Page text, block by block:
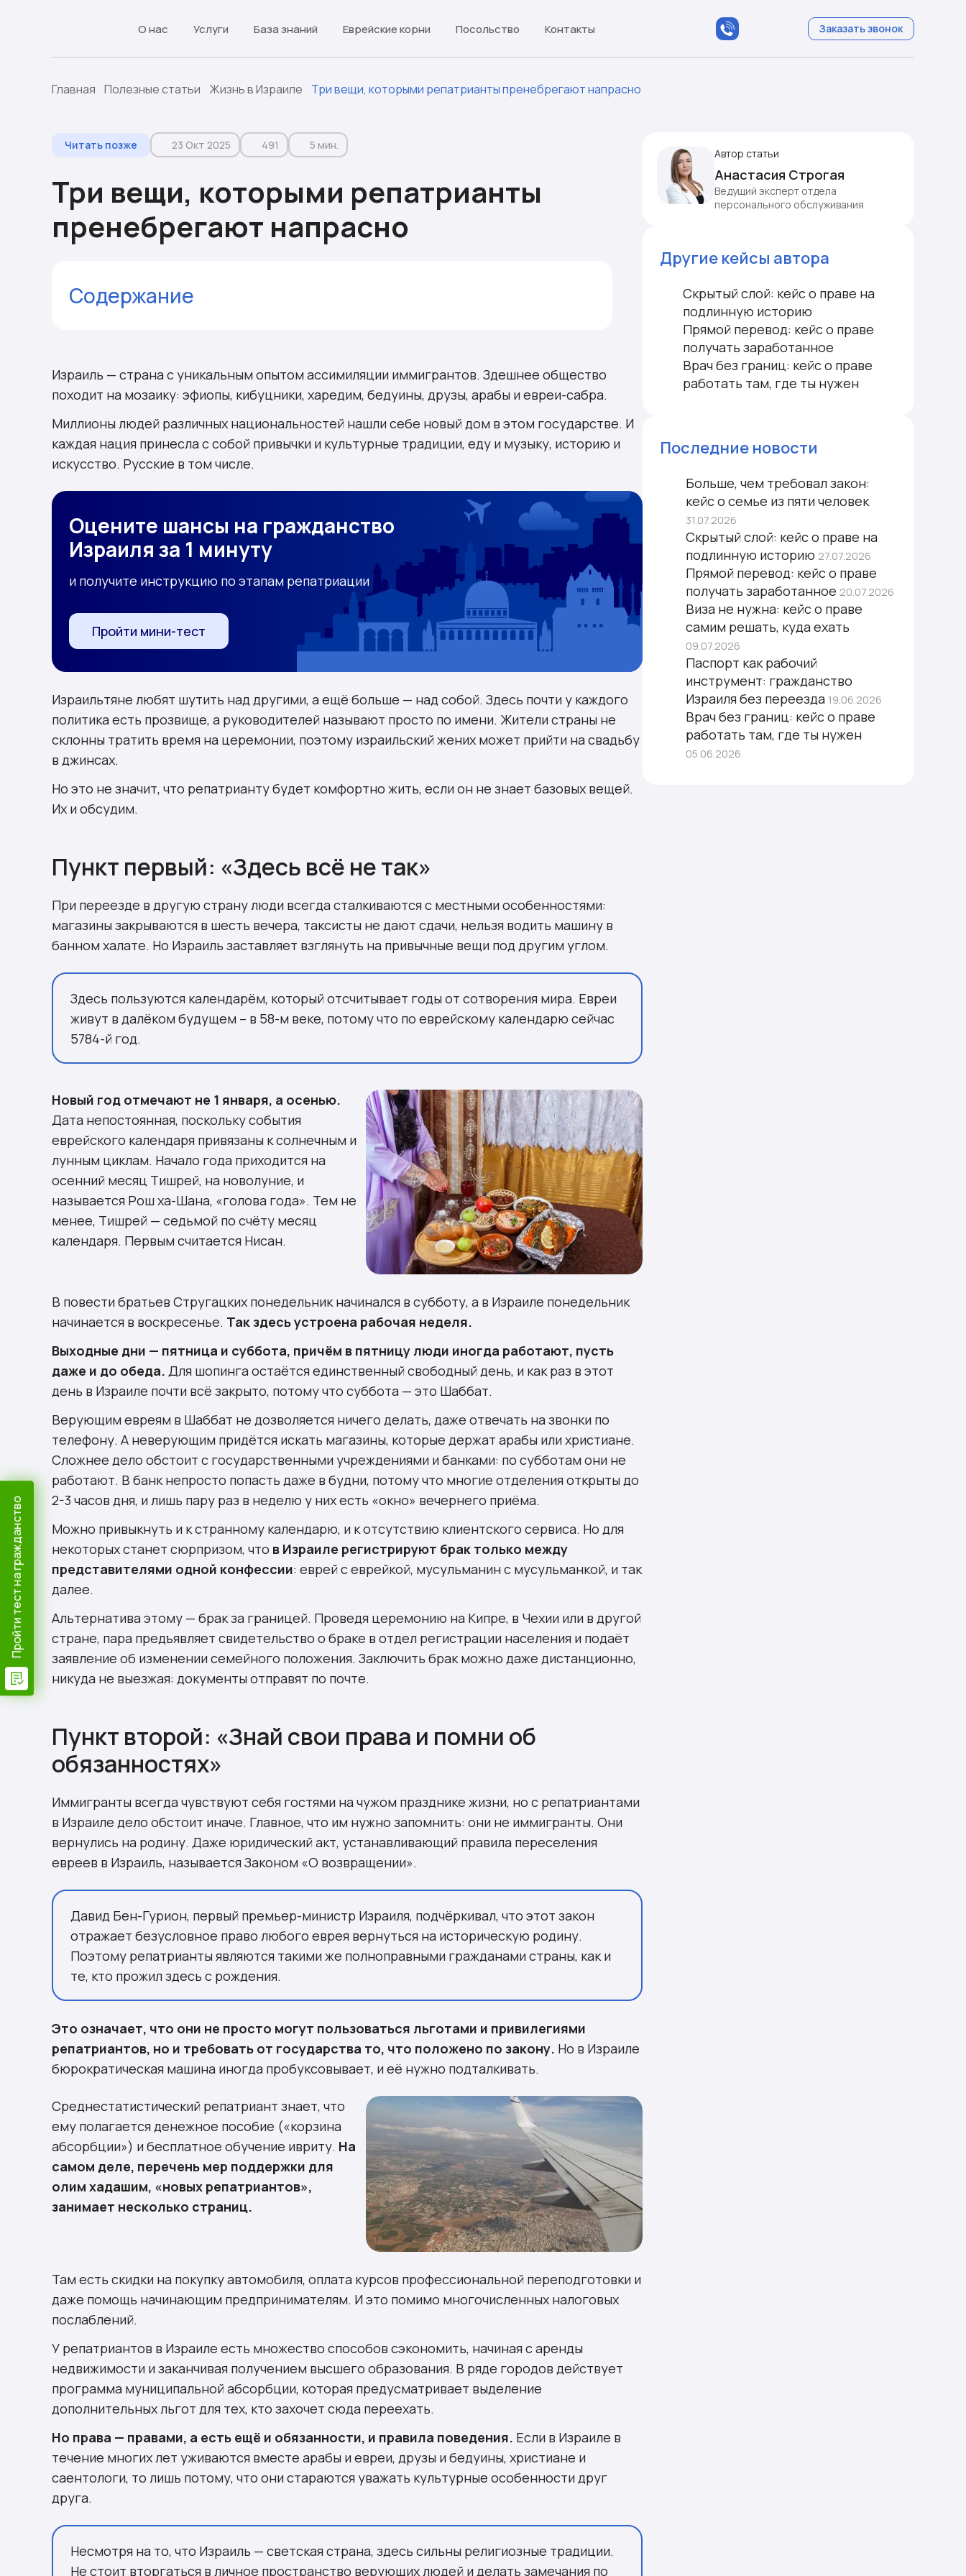
О нас Услуги База знаний Еврейские корни Посольство Контакты Заказать звонок
Главная Полезные статьи Жизнь в Израиле Три вещи, которыми репатрианты пренебрегают напрасно
Читать позже 23 Окт 2025 491 5 мин.
Три вещи, которыми репатрианты
пренебрегают напрасно
Содержание
Комментарии
Израиль — страна с уникальным опытом ассимиляции иммигрантов. Здешнее общество
походит на мозаику: эфиопы, кибуцники, харедим, бедуины, друзы, арабы и евреи-сабра.
Миллионы людей различных национальностей нашли себе новый дом в этом государстве. И
каждая нация принесла с собой привычки и культурные традиции, еду и музыку, историю и
искусство. Русские в том числе.
Оцените шансы на гражданство
Израиля за 1 минуту
и получите инструкцию по этапам репатриации
Пройти мини-тест
Израильтяне любят шутить над другими, а ещё больше — над собой. Здесь почти у каждого
политика есть прозвище, а руководителей называют просто по имени. Жители страны не
склонны тратить время на церемонии, поэтому израильский жених может прийти на свадьбу
в джинсах.
Но это не значит, что репатрианту будет комфортно жить, если он не знает базовых вещей.
Их и обсудим.
Пункт первый: «Здесь всё не так»
При переезде в другую страну люди всегда сталкиваются с местными особенностями:
магазины закрываются в шесть вечера, таксисты не дают сдачи, нельзя водить машину в
банном халате. Но Израиль заставляет взглянуть на привычные вещи под другим углом.
Здесь пользуются календарём, который отсчитывает годы от сотворения мира. Евреи
живут в далёком будущем – в 58-м веке, потому что по еврейскому календарю сейчас
5784-й год.
Новый год отмечают не 1 января, а осенью.
Дата непостоянная, поскольку события
еврейского календаря привязаны к солнечным и
лунным циклам. Начало года приходится на
осенний месяц Тишрей, на новолуние, и
называется Рош ха-Шана, «голова года». Тем не
менее, Тишрей — седьмой по счёту месяц
календаря. Первым считается Нисан.
В повести братьев Стругацких понедельник начинался в субботу, а в Израиле понедельник
начинается в воскресенье. Так здесь устроена рабочая неделя.
Выходные дни — пятница и суббота, причём в пятницу люди иногда работают, пусть
даже и до обеда. Для шопинга остаётся единственный свободный день, и как раз в этот
день в Израиле почти всё закрыто, потому что суббота — это Шаббат.
Верующим евреям в Шаббат не дозволяется ничего делать, даже отвечать на звонки по
телефону. А неверующим придётся искать магазины, которые держат арабы или христиане.
Сложнее дело обстоит с государственными учреждениями и банками: по субботам они не
работают. В банк непросто попасть даже в будни, потому что многие отделения открыты до
2-3 часов дня, и лишь пару раз в неделю у них есть «окно» вечернего приёма.
Можно привыкнуть и к странному календарю, и к отсутствию клиентского сервиса. Но для
некоторых станет сюрпризом, что в Израиле регистрируют брак только между
представителями одной конфессии: еврей с еврейкой, мусульманин с мусульманкой, и так
далее.
Альтернатива этому — брак за границей. Проведя церемонию на Кипре, в Чехии или в другой
стране, пара предъявляет свидетельство о браке в отдел регистрации населения и подаёт
заявление об изменении семейного положения. Заключить брак можно даже дистанционно,
никуда не выезжая: документы отправят по почте.
Пункт второй: «Знай свои права и помни об
обязанностях»
Иммигранты всегда чувствуют себя гостями на чужом празднике жизни, но с репатриантами
в Израиле дело обстоит иначе. Главное, что им нужно запомнить: они не иммигранты. Они
вернулись на родину. Даже юридический акт, устанавливающий правила переселения
евреев в Израиль, называется Законом «О возвращении».
Давид Бен-Гурион, первый премьер-министр Израиля, подчёркивал, что этот закон
отражает безусловное право любого еврея вернуться на историческую родину.
Поэтому репатрианты являются такими же полноправными гражданами страны, как и
те, кто прожил здесь с рождения.
Это означает, что они не просто могут пользоваться льготами и привилегиями
репатриантов, но и требовать от государства то, что положено по закону. Но в Израиле
бюрократическая машина иногда пробуксовывает, и её нужно подталкивать.
Среднестатистический репатриант знает, что
ему полагается денежное пособие («корзина
абсорбции») и бесплатное обучение ивриту. На
самом деле, перечень мер поддержки для
олим хадашим, «новых репатриантов»,
занимает несколько страниц.
Там есть скидки на покупку автомобиля, оплата курсов профессиональной переподготовки и
даже помощь начинающим предпринимателям. И это помимо многочисленных налоговых
послаблений.
У репатриантов в Израиле есть множество способов сэкономить, начиная с аренды
недвижимости и заканчивая получением высшего образования. В ряде городов действует
программа муниципальной абсорбции, которая предусматривает выделение
дополнительных льгот для тех, кто захочет сюда переехать.
Но права — правами, а есть ещё и обязанности, и правила поведения. Если в Израиле в
течение многих лет уживаются вместе арабы и евреи, друзы и бедуины, христиане и
саентологи, то лишь потому, что они стараются уважать культурные особенности друг
друга.
Несмотря на то, что Израиль — светская страна, здесь сильны религиозные традиции.
Не стоит вторгаться в личное пространство верующих людей и делать замечания по
Автор статьи
Анастасия Строгая
Ведущий эксперт отдела
персонального обслуживания
Другие кейсы автора
Скрытый слой: кейс о праве на
подлинную историю
Прямой перевод: кейс о праве
получать заработанное
Врач без границ: кейс о праве
работать там, где ты нужен
Последние новости
Больше, чем требовал закон:
кейс о семье из пяти человек
31.07.2026
Скрытый слой: кейс о праве на
подлинную историю 27.07.2026
Прямой перевод: кейс о праве
получать заработанное 20.07.2026
Виза не нужна: кейс о праве
самим решать, куда ехать
09.07.2026
Паспорт как рабочий
инструмент: гражданство
Израиля без переезда 19.06.2026
Врач без границ: кейс о праве
работать там, где ты нужен
05.06.2026
Пройти тест на гражданство